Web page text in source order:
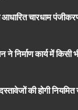
चारधाम
ने निर्माण कार्य में किसी
की होगी नियमित